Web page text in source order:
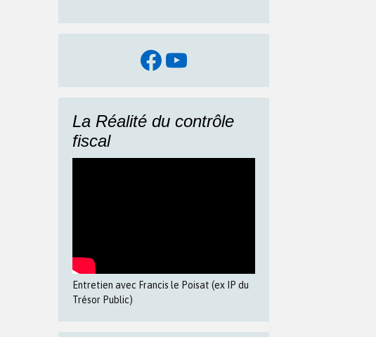
Facebook
YouTube
La Réalité du contrôle
fiscal
Entretien avec Francis le Poisat (ex IP du
Trésor Public)